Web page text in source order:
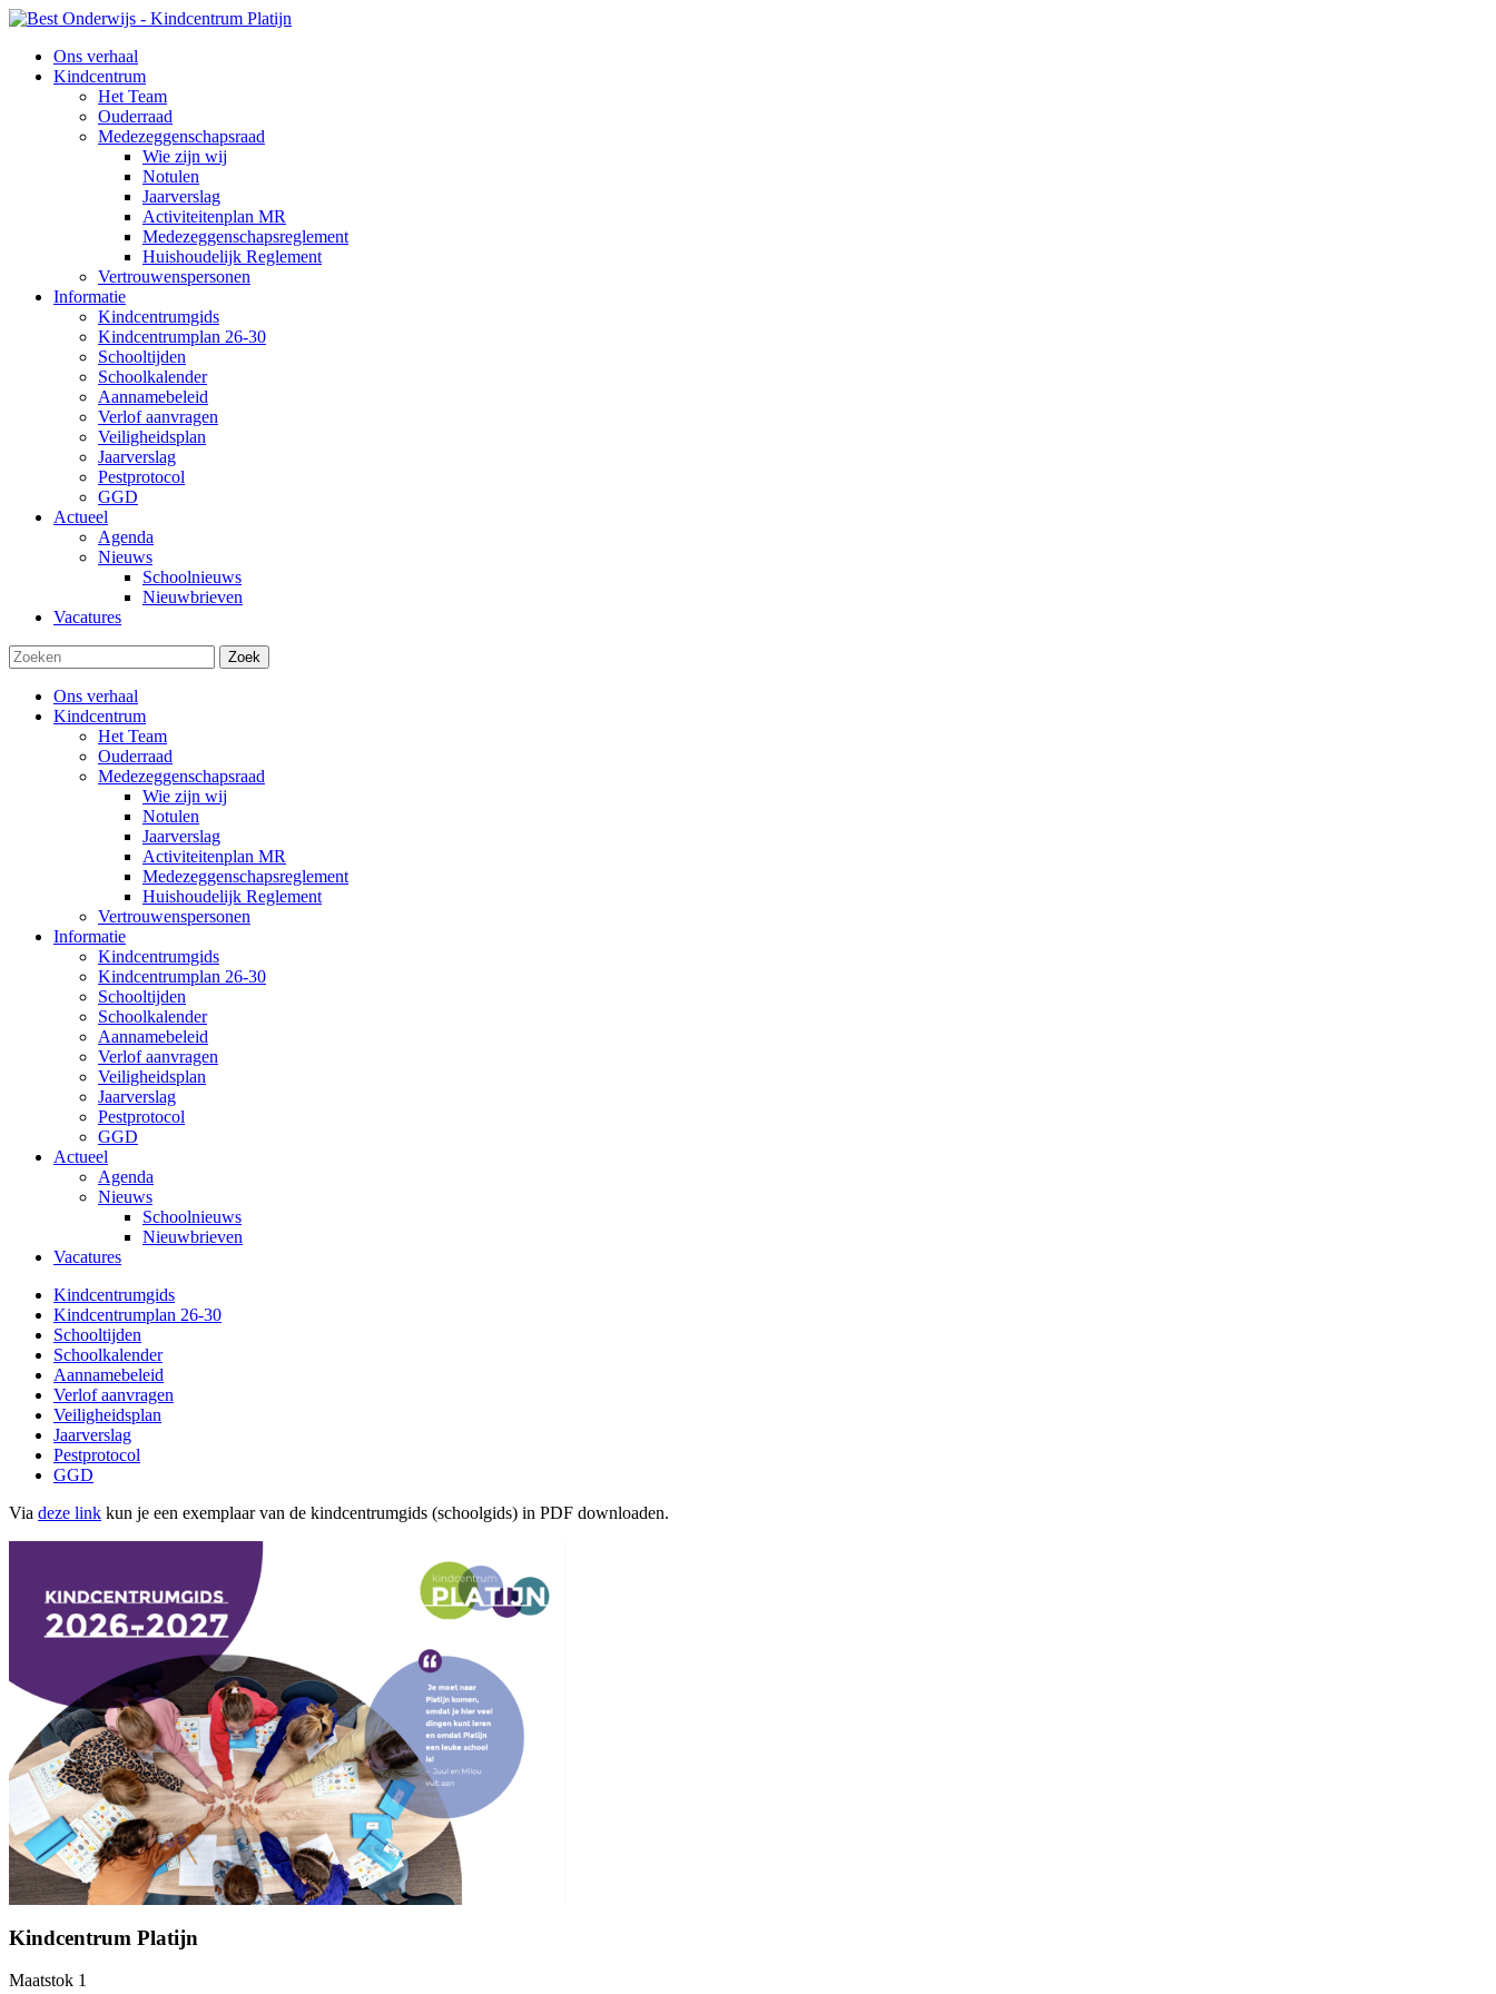
Ons verhaal
Kindcentrum
Het Team
Ouderraad
Medezeggenschapsraad
Wie zijn wij
Notulen
Jaarverslag
Activiteitenplan MR
Medezeggenschapsreglement
Huishoudelijk Reglement
Vertrouwenspersonen
Informatie
Kindcentrumgids
Kindcentrumplan 26-30
Schooltijden
Schoolkalender
Aannamebeleid
Verlof aanvragen
Veiligheidsplan
Jaarverslag
Pestprotocol
GGD
Actueel
Agenda
Nieuws
Schoolnieuws
Nieuwbrieven
Vacatures
Zoek
Ons verhaal
Kindcentrum
Het Team
Ouderraad
Medezeggenschapsraad
Wie zijn wij
Notulen
Jaarverslag
Activiteitenplan MR
Medezeggenschapsreglement
Huishoudelijk Reglement
Vertrouwenspersonen
Informatie
Kindcentrumgids
Kindcentrumplan 26-30
Schooltijden
Schoolkalender
Aannamebeleid
Verlof aanvragen
Veiligheidsplan
Jaarverslag
Pestprotocol
GGD
Actueel
Agenda
Nieuws
Schoolnieuws
Nieuwbrieven
Vacatures
Kindcentrumgids
Kindcentrumplan 26-30
Schooltijden
Schoolkalender
Aannamebeleid
Verlof aanvragen
Veiligheidsplan
Jaarverslag
Pestprotocol
GGD
Via deze link kun je een exemplaar van de kindcentrumgids (schoolgids) in PDF downloaden.
Kindcentrum Platijn
Maatstok 1